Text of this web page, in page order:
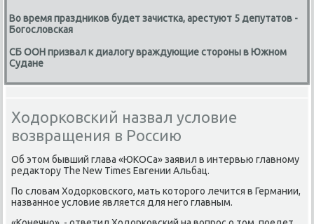
Во время праздников будет зачистка, арестуют 5 депутатов -
Богословская
СБ ООН призвал к диалогу враждующие стороны в Южном
Судане
Ходорковский назвал условие
возвращения в Россию
Об этом бывший глава «ЮКОСа» заявил в интервью главному
редактору The New Times Евгении Альбац.
По словам Ходорковского, мать которого лечится в Германии,
названное условие является для него главным.